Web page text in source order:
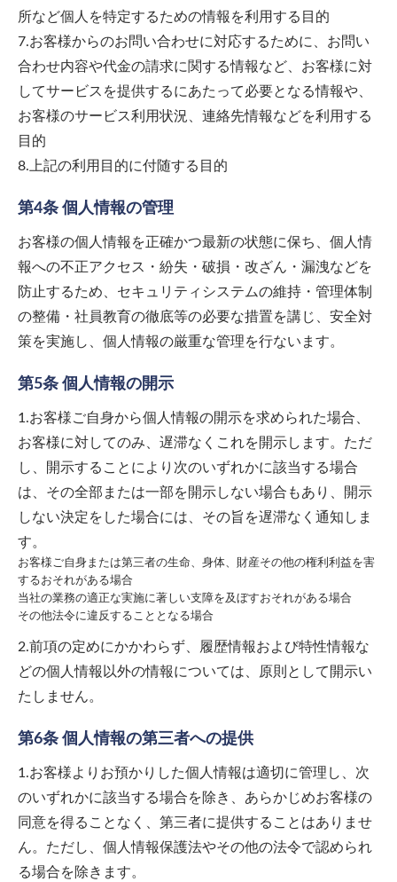
所など個人を特定するための情報を利用する目的
7.お客様からのお問い合わせに対応するために、お問い
合わせ内容や代金の請求に関する情報など、お客様に対
してサービスを提供するにあたって必要となる情報や、
お客様のサービス利用状況、連絡先情報などを利用する
目的
8.上記の利用目的に付随する目的
第4条 個人情報の管理
お客様の個人情報を正確かつ最新の状態に保ち、個人情
報への不正アクセス・紛失・破損・改ざん・漏洩などを
防止するため、セキュリティシステムの維持・管理体制
の整備・社員教育の徹底等の必要な措置を講じ、安全対
策を実施し、個人情報の厳重な管理を行ないます。
第5条 個人情報の開示
1.お客様ご自身から個人情報の開示を求められた場合、
お客様に対してのみ、遅滞なくこれを開示します。ただ
し、開示することにより次のいずれかに該当する場合
は、その全部または一部を開示しない場合もあり、開示
しない決定をした場合には、その旨を遅滞なく通知しま
す。
お客様ご自身または第三者の生命、身体、財産その他の権利利益を害
するおそれがある場合
当社の業務の適正な実施に著しい支障を及ぼすおそれがある場合
その他法令に違反することとなる場合
2.前項の定めにかかわらず、履歴情報および特性情報な
どの個人情報以外の情報については、原則として開示い
たしません。
第6条 個人情報の第三者への提供
1.お客様よりお預かりした個人情報は適切に管理し、次
のいずれかに該当する場合を除き、あらかじめお客様の
同意を得ることなく、第三者に提供することはありませ
ん。ただし、個人情報保護法やその他の法令で認められ
る場合を除きます。